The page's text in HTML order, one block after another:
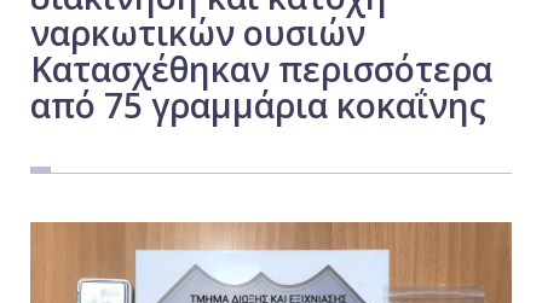
ναρκωτικών ουσιών
Κατασχέθηκαν περισσότερα
από 75 γραμμάρια κοκαΐνης
Εργασία
Ελλάδα
Κόσμος
Οικονομία
Πολιτική